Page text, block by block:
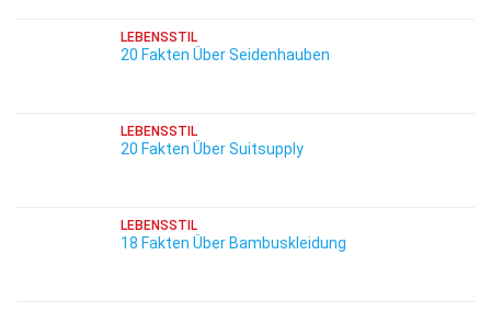
LEBENSSTIL
20 Fakten Über Seidenhauben
LEBENSSTIL
20 Fakten Über Suitsupply
LEBENSSTIL
18 Fakten Über Bambuskleidung